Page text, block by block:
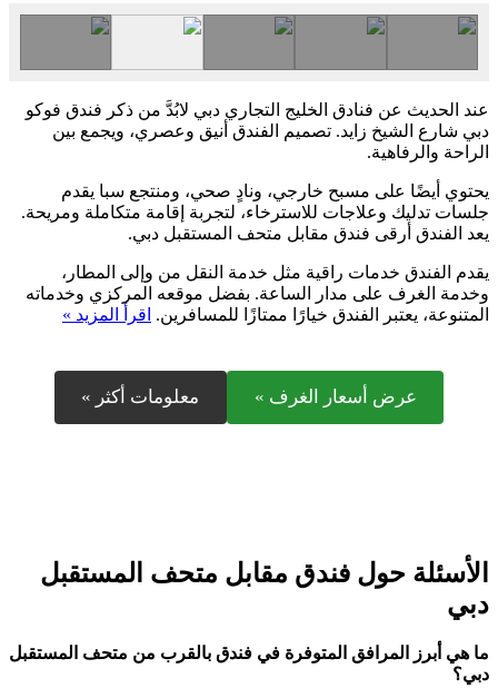
عند الحديث عن فنادق الخليج التجاري دبي لابُدَّ من ذكر فندق فوكو
دبي شارع الشيخ زايد. تصميم الفندق أنيق وعصري، ويجمع بين
الراحة والرفاهية.
يحتوي أيضًا على مسبح خارجي، ونادٍ صحي، ومنتجع سبا يقدم
جلسات تدليك وعلاجات للاسترخاء، لتجربة إقامة متكاملة ومريحة.
يعد الفندق أرقى فندق مقابل متحف المستقبل دبي.
يقدم الفندق خدمات راقية مثل خدمة النقل من وإلى المطار،
وخدمة الغرف على مدار الساعة. بفضل موقعه المركزي وخدماته
المتنوعة، يعتبر الفندق خيارًا ممتازًا للمسافرين. اقرأ المزيد »
عرض أسعار الغرف » معلومات أكثر »
الأسئلة حول فندق مقابل متحف المستقبل
دبي
ما هي أبرز المرافق المتوفرة في فندق بالقرب من متحف المستقبل
دبي؟